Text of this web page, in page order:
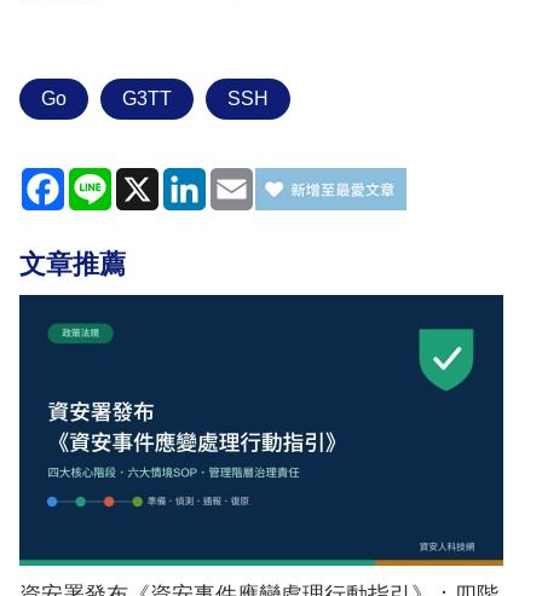
Go G3TT SSH
Facebook
Line X LinkedIn
Email
文章推薦